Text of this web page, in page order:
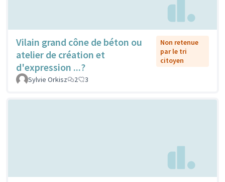
Vilain grand cône de béton ou
atelier de création et
d'expression ...?
Non retenue
par le tri
citoyen
Sylvie Orkisz 2 3